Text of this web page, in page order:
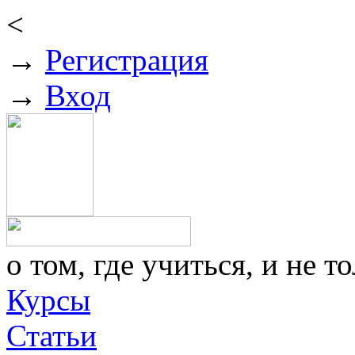
<
→ Регистрация
→ Вход
о том, где учиться, и не
Курсы
Статьи